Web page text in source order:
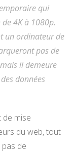
qui
4K à 1080p.
un ordinateur de
pas de
il demeure
données
mise
du web, tout
de